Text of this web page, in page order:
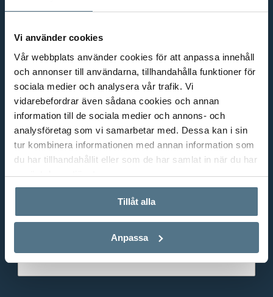
Vi använder cookies
Vår webbplats använder cookies för att anpassa innehåll
och annonser till användarna, tillhandahålla funktioner för
sociala medier och analysera vår trafik. Vi
vidarebefordrar även sådana cookies och annan
information till de sociala medier och annons- och
analysföretag som vi samarbetar med. Dessa kan i sin
tur kombinera informationen med annan information som
du har tillhandahållit eller som de har samlat in när du har
använt deras tjänster.
Tillåt alla
Anpassa
0708-99 33 37
Vill du också sälja din bostad?
Efternamn *